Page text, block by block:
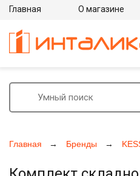
Главная Бренды
Главная О магазине